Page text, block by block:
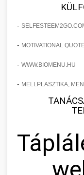
-
- MOTIVATIONAL
- WWW.BIOMENU.HU
- MELLPLASZTIKA,